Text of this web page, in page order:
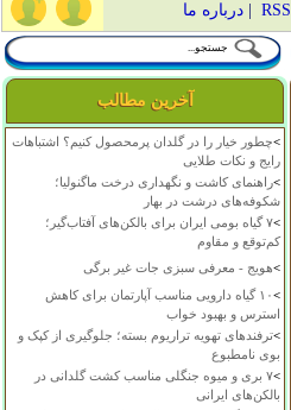
RSS
|درباره ما
آخرین مطالب
>چطور خیار را در گلدان پرمحصول کنیم؟ اشتباهات
رایج و نکات طلایی
>راهنمای کاشت و نگهداری درخت ماگنولیا؛
شکوفه‌های درشت در بهار
>
۷ گیاه بومی ایران برای بالکن‌های آفتاب‌گیر؛
کم‌توقع و مقاوم
>هویج - معرفی سبزی جات غیر برگی
>
۱۰ گیاه دارویی مناسب آپارتمان برای کاهش
استرس و بهبود خواب
>ترفندهای تهویه تراریوم بسته؛ جلوگیری از کپک و
بوی نامطبوع
>
۷ بری و میوه جنگلی مناسب کشت گلدانی در
بالکن‌های ایرانی